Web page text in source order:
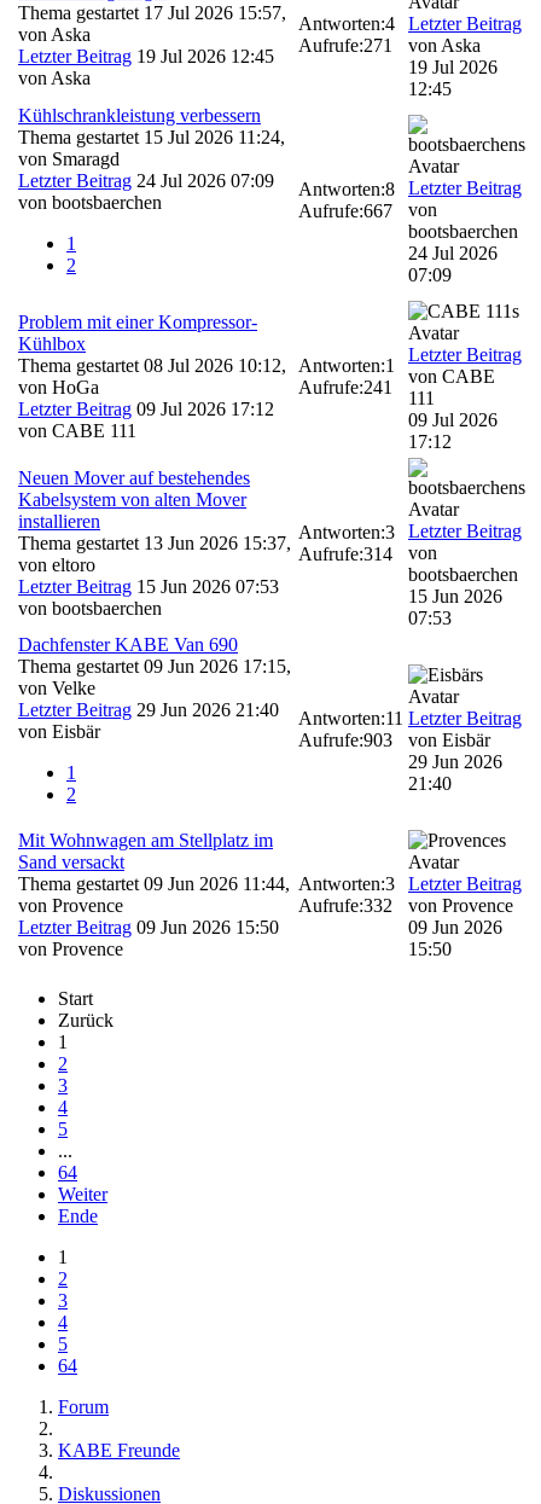
Thema gestartet 17 Jul 2026 15:57,
von Aska
Letzter Beitrag 19 Jul 2026 12:45
von Aska
Antworten:4
Aufrufe:271
Letzter Beitrag
von Aska
19 Jul 2026
12:45
Kühlschrankleistung verbessern
Thema gestartet 15 Jul 2026 11:24,
von Smaragd
Letzter Beitrag 24 Jul 2026 07:09
von bootsbaerchen
1
2
Antworten:8
Aufrufe:667
Letzter Beitrag
von
bootsbaerchen
24 Jul 2026
07:09
Problem mit einer Kompressor-
Kühlbox
Thema gestartet 08 Jul 2026 10:12,
von HoGa
Letzter Beitrag 09 Jul 2026 17:12
von CABE 111
Antworten:1
Aufrufe:241
Letzter Beitrag
von CABE
111
09 Jul 2026
17:12
Neuen Mover auf bestehendes
Kabelsystem von alten Mover
installieren
Thema gestartet 13 Jun 2026 15:37,
von eltoro
Letzter Beitrag 15 Jun 2026 07:53
von bootsbaerchen
Antworten:3
Aufrufe:314
Letzter Beitrag
von
bootsbaerchen
15 Jun 2026
07:53
Dachfenster KABE Van 690
Thema gestartet 09 Jun 2026 17:15,
von Velke
Letzter Beitrag 29 Jun 2026 21:40
von Eisbär
1
2
Antworten:11
Aufrufe:903
Letzter Beitrag
von Eisbär
29 Jun 2026
21:40
Mit Wohnwagen am Stellplatz im
Sand versackt
Thema gestartet 09 Jun 2026 11:44,
von Provence
Letzter Beitrag 09 Jun 2026 15:50
von Provence
Antworten:3
Aufrufe:332
Letzter Beitrag
von Provence
09 Jun 2026
15:50
Start
Zurück
1
2
3
4
5
...
64
Weiter
Ende
1
2
3
4
5
64
Forum
KABE Freunde
Diskussionen